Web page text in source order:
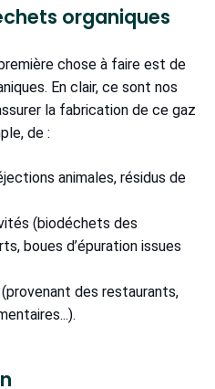
organiques
chose à faire est de
En clair, ce sont nos
la fabrication de ce gaz
de :
animales, résidus de
(biodéchets des
boues d’épuration issues
des restaurants,